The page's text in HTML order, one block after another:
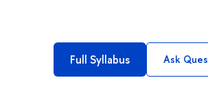
Full Syllabus Ask